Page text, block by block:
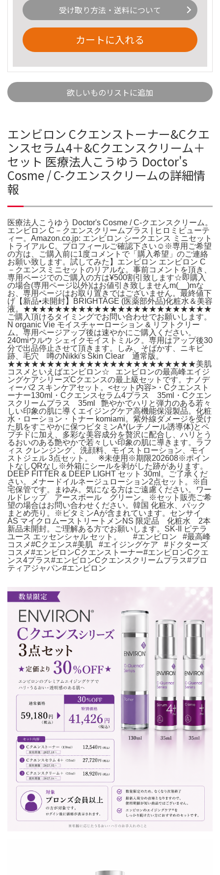
受け取り方法・送料について
カートに入れる
欲しいものリストに追加
エンビロン Cクエンストーナー&Cクエ
ンスセラム4＋&Cクエンスクリーム＋
セット 医療法人こうゆう Doctor's
Cosme / C-クエンスクリームの詳細情
報
医療法人こうゆう Doctor's Cosme / C-クエンスクリーム。
エンビロン C－クエンスクリームプラス | ヒロミビューテ
ィー。Amazon.co.jp: エンビロン シークエンス ミニセット
トライアル C。プロフィールご確認下さい☺︎※専用ご希望
の方は、ご購入前に1度コメントで「購入希望」のご連絡
お願い致します。試してみた】エンビロン エンビロン C
－クエンスミニセットのリアルな。事前コメントを頂き、
専用ページでのご購入の方は¥500割引致します☆即購入
の場合(専用ページ以外)はお値引き致しませんm(__)mな
お、専用ページはお取り置きではございません。最終値下
げ【新品•未開封】BRIGHTAGE (医薬部外品)化粧水＆美容
液。★★★★★★★★★★★★★★★★★★★★★★★★
ご購入頂けるタイミングでお問い合わせでお願いします。
N organic Vie モイスチャーローション & リフトクリー
ム。専用ページアップ後は速やかにご購入ください。
240miウルウ シェイクモイストミルク。専用はアップ後30
分で出品停止させて頂きます。しみ、そばかす、ニキビ
跡、毛穴 噂のNikki's Skin Clear 通常版。
★★★★★★★★★★★★★★★★★★★★★★★★美肌
コスメといえばエンビロン☆⠀エンビロンの最高峰エイジ
ングケアシリーズCクエンスの最上級セットです。ナノデ
ィーバ2 スキンケアセット。<セット内容>・Cクエンスト
ーナー130ml・Cクエンスセラム4プラス 35ml・Cクエン
スクリームプラス 35ml⠀艶やかでハリと弾力のある若々
しい印象の肌に導くエイジングケア高機能保湿製品。化粧
水・ローション・トナー komiami。紫外線ダメージを受け
た肌をすこやかに保つビタミンA*(レチノール誘導体)とペ
プチドに加え、多彩な美容成分を贅沢に配合し、ハリとう
るおいのある艶やかで若々しい印象の肌に導きます。ラフ
ィス クレンジング、洗顔料、モイストローション、モイ
ストジェル 3点セット。⠀※未使用※期限202608※ポイン
トなしQRなし※外箱にシールを剥がした跡があります。
DEEP FITTER & DEEP LIGHT セット 30ml。ご了承くだ
さい。メナードイルネージュローション2点セット。※自
宅保管です。まゆみ。気になる方はご遠慮ください。ワー
ルドレップ アースボール グリーン。※セット販売ご希
望の場合はお問い合わせください。韓国 化粧水、パック
まとめ売り。※ビタミンAが含まれています。センサイ
AS マイクロムーストリートメンNS 限定品 化粧水 2本
新品未開封。ご理解ある方でお願いします。SK-II ピテラ
ユース エッセンシャル セット。⠀⠀#エンビロン⠀#最高峰
コスメ#Cクエンス#美肌⠀#エイジングケア⠀#ドクターズ
コスメ#エンビロンCクエンストーナー#エンビロンCクエ
ンス4プラス#エンビロンCクエンスクリームプラス#プロ
ティアジャパン#エンビロン